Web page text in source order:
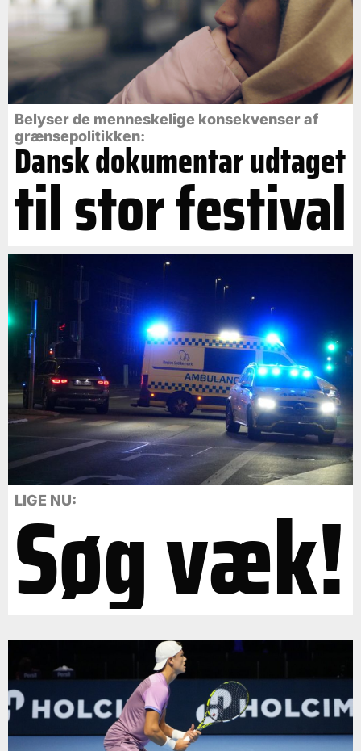
Belyser de menneskelige konsekvenser af
grænsepolitikken:
Dansk dokumentar udtaget
til stor festival
LIGE NU:
Søg væk!